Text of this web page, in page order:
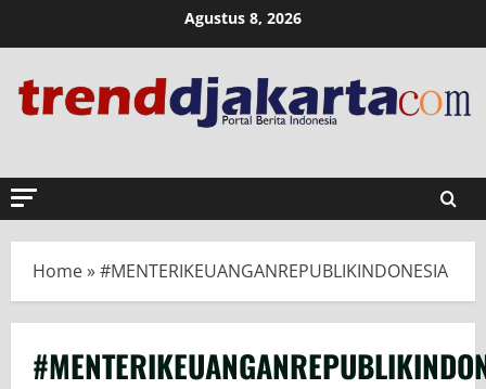
Agustus 8, 2026
Home»#MENTERIKEUANGANREPUBLIKINDONESIA